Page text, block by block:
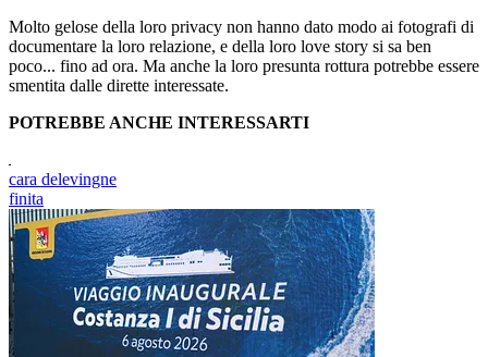
Molto gelose della loro privacy non hanno dato modo ai fotografi di
documentare la loro relazione, e della loro love story si sa ben
poco... fino ad ora. Ma anche la loro presunta rottura potrebbe essere
smentita dalle dirette interessate.
POTREBBE ANCHE INTERESSARTI
cara delevingne
finita